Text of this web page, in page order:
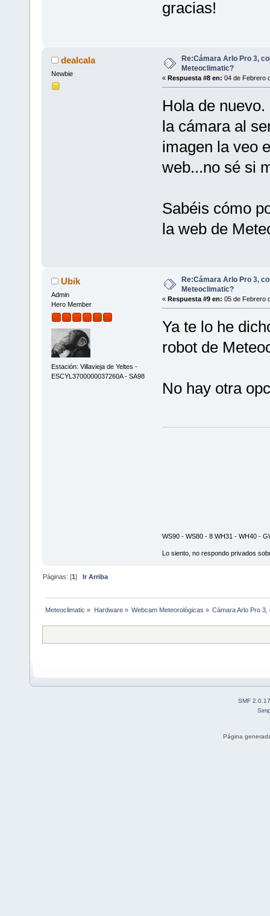
gracias!
dealcala
Newbie
Re:Cámara Arlo Pro 3,
Meteoclimatic?
« Respuesta #8 en: 04 de Febrero
Hola de
la cámara al
imagen la veo
web...no sé si
Sabéis cómo
la web de
Ubik
Admin
Hero Member
Estación: Villavieja de Yeltes -
ESCYL3700000037260A - SA98
Re:Cámara Arlo Pro 3,
Meteoclimatic?
« Respuesta #9 en: 05 de Febrero
Ya te lo he
robot de
No hay otra
WS90 - WS80 - 8 WH31 - WH40 -
Lo siento, no respondo privados
Páginas: [1] Ir Arriba
Meteoclimatic » Hardware» Webcam Meteorológicas » Cámara Arlo Pro
SMF 2.0.17
Página